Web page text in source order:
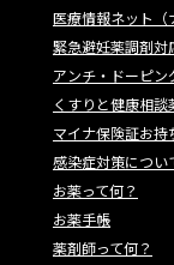
医療情報ネット（
緊急避妊薬調剤対
アンチ・ドーピ
くすりと健康相談
マイナ保険証お持
感染症対策につい
お薬って何？
お薬手帳
薬剤師って何？